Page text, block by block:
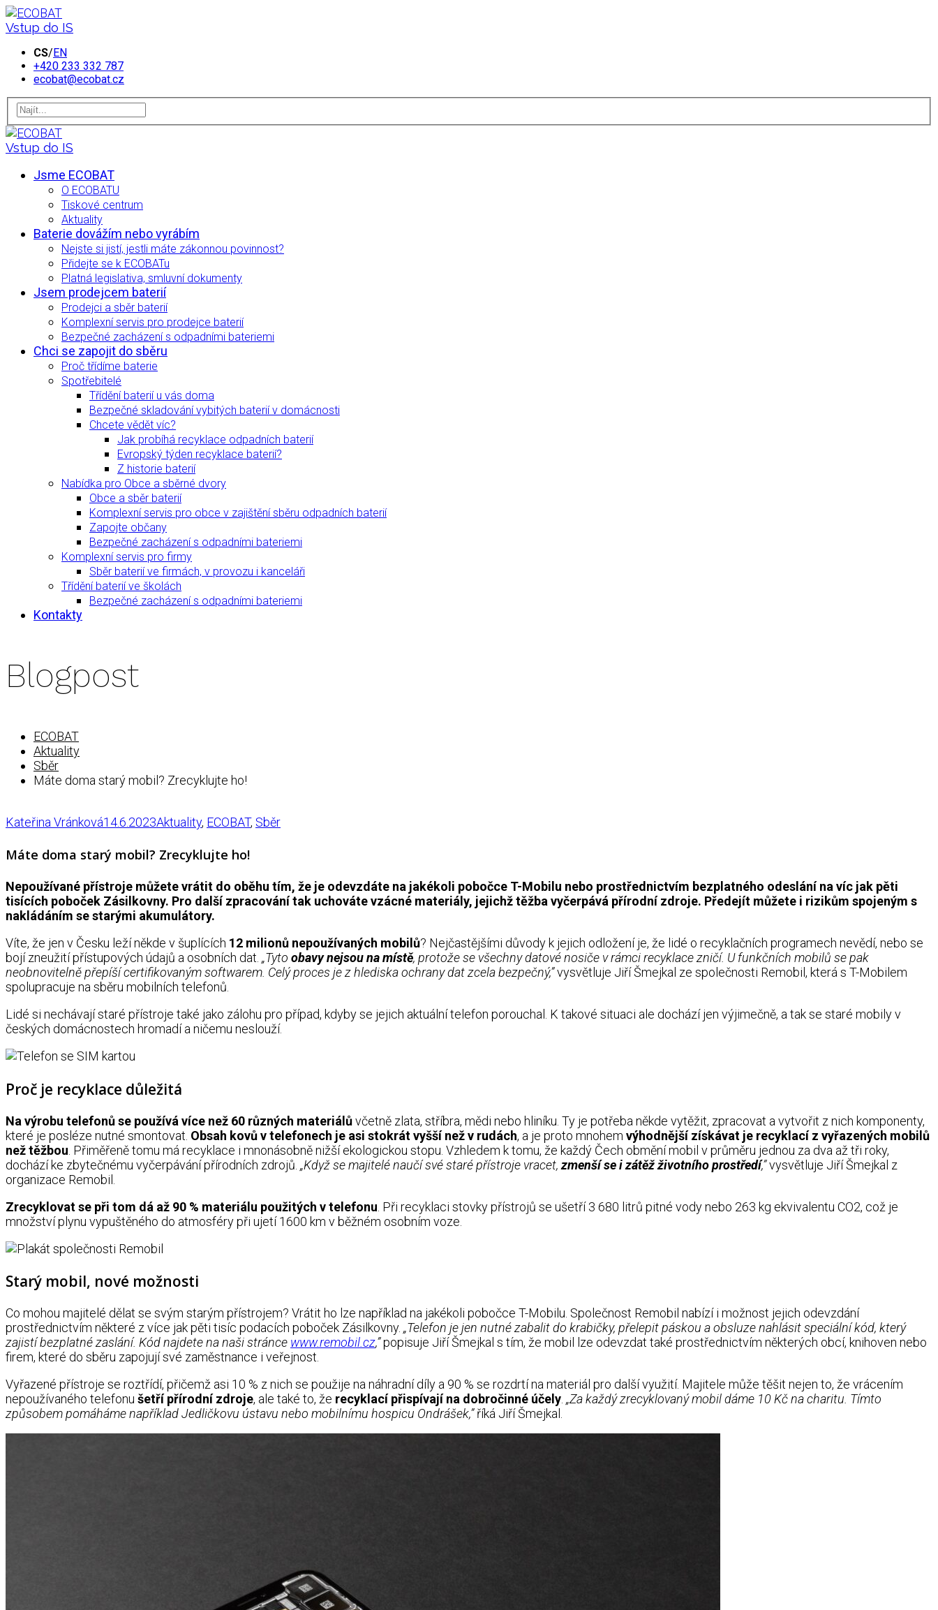
Vstup do IS
CS/EN
+420 233 332 787
ecobat@ecobat.cz
Vstup do IS
Jsme ECOBAT
O ECOBATU
Tiskové centrum
Aktuality
Baterie dovážím nebo vyrábím
Nejste si jistí, jestli máte zákonnou povinnost?
Přidejte se k ECOBATu
Platná legislativa, smluvní dokumenty
Jsem prodejcem baterií
Prodejci a sběr baterií
Komplexní servis pro prodejce baterií
Bezpečné zacházení s odpadními bateriemi
Chci se zapojit do sběru
Proč třídíme baterie
Spotřebitelé
Třídění baterií u vás doma
Bezpečné skladování vybitých baterií v domácnosti
Chcete vědět víc?
Jak probíhá recyklace odpadních baterií
Evropský týden recyklace baterií?
Z historie baterií
Nabídka pro Obce a sběrné dvory
Obce a sběr baterií
Komplexní servis pro obce v zajištění sběru odpadních baterií
Zapojte občany
Bezpečné zacházení s odpadními bateriemi
Komplexní servis pro firmy
Sběr baterií ve firmách, v provozu i kanceláři
Třídění baterií ve školách
Bezpečné zacházení s odpadními bateriemi
Kontakty
Blogpost
ECOBAT
Aktuality
Sběr
Máte doma starý mobil? Zrecyklujte ho!
Kateřina Vránková14.6.2023Aktuality, ECOBAT, Sběr
Máte doma starý mobil? Zrecyklujte ho!
Nepoužívané přístroje můžete vrátit do oběhu tím, že je odevzdáte na jakékoli pobočce T-Mobilu nebo prostřednictvím bezplatného odeslání na víc jak pěti
tisících poboček Zásilkovny. Pro další zpracování tak uchováte vzácné materiály, jejichž těžba vyčerpává přírodní zdroje. Předejít můžete i rizikům spojeným s
nakládáním se starými akumulátory.
Víte, že jen v Česku leží někde v šuplících 12 milionů nepoužívaných mobilů? Nejčastějšími důvody k jejich odložení je, že lidé o recyklačních programech nevědí, nebo se
bojí zneužití přístupových údajů a osobních dat. „Tyto obavy nejsou na místě, protože se všechny datové nosiče v rámci recyklace zničí. U funkčních mobilů se pak
neobnovitelně přepíší certifikovaným softwarem. Celý proces je z hlediska ochrany dat zcela bezpečný,”vysvětluje Jiří Šmejkal ze společnosti Remobil, která s T-Mobilem
spolupracuje na sběru mobilních telefonů.
Lidé si nechávají staré přístroje také jako zálohu pro případ, kdyby se jejich aktuální telefon porouchal. K takové situaci ale dochází jen výjimečně, a tak se staré mobily v
českých domácnostech hromadí a ničemu neslouží.
Proč je recyklace důležitá
Na výrobu telefonů se používá více než 60 různých materiálůvčetně zlata, stříbra, mědi nebo hliníku. Ty je potřeba někde vytěžit, zpracovat a vytvořit z nich komponenty,
které je posléze nutné smontovat. Obsah kovů v telefonech je asi stokrát vyšší než v rudách, a je proto mnohem výhodnější získávat je recyklací z vyřazených mobilů
než těžbou . Přiměřeně tomu má recyklace i mnonásobně nižší ekologickou stopu. Vzhledem k tomu, že každý Čech obmění mobil v průměru jednou za dva až tři roky,
dochází ke zbytečnému vyčerpávání přírodních zdrojů. „Když se majitelé naučí své staré přístroje vracet, zmenší se i zátěž životního prostředí,”vysvětluje Jiří Šmejkal z
organizace Remobil.
Zrecyklovat se při tom dá až 90 % materiálu použitých v telefonu . Při recyklaci stovky přístrojů se ušetří 3 680 litrů pitné vody nebo 263 kg ekvivalentu CO2, což je
množství plynu vypuštěného do atmosféry při ujetí 1600 km v běžném osobním voze.
Starý mobil, nové možnosti
Co mohou majitelé dělat se svým starým přístrojem? Vrátit ho lze například na jakékoli pobočce T-Mobilu. Společnost Remobil nabízí i možnost jejich odevzdání
prostřednictvím některé z více jak pěti tisíc podacích poboček Zásilkovny. „Telefon je jen nutné zabalit do krabičky, přelepit páskou a obsluze nahlásit speciální kód, který
zajistí bezplatné zaslání. Kód najdete na naši stránce www.remobil.cz,”popisuje Jiří Šmejkal s tím, že mobil lze odevzdat také prostřednictvím některých obcí, knihoven nebo
firem, které do sběru zapojují své zaměstnance i veřejnost.
Vyřazené přístroje se roztřídí, přičemž asi 10 % z nich se použije na náhradní díly a 90 % se rozdrtí na materiál pro další využití. Majitele může těšit nejen to, že vrácením
nepoužívaného telefonu šetří přírodní zdroje, ale také to, že recyklací přispívají na dobročinné účely „Za každý zrecyklovaný mobil dáme 10 Kč na charitu. Tímto
způsobem pomáháme například Jedličkovu ústavu nebo mobilnímu hospicu Ondrášek,”říká Jiří Šmejkal.